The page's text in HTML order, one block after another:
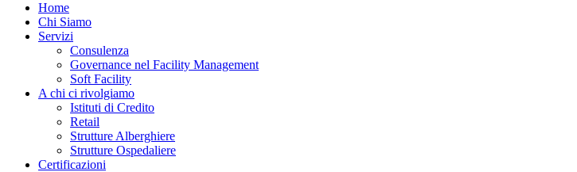
Home
Chi Siamo
Servizi
Consulenza
Governance nel Facility Management
Soft Facility
A chi ci rivolgiamo
Istituti di Credito
Retail
Strutture Alberghiere
Strutture Ospedaliere
Certificazioni